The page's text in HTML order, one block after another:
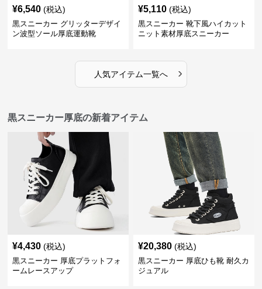
¥6,540 (税込)
黒スニーカー グリッターデザイ
ン波型ソール厚底運動靴
¥5,110 (税込)
黒スニーカー 靴下風ハイカット
ニット素材厚底スニーカー
人気アイテム一覧へ ›
黒スニーカー厚底の新着アイテム
¥4,430 (税込)
黒スニーカー 厚底プラットフォ
ームレースアップ
¥20,380 (税込)
黒スニーカー 厚底ひも靴 耐久カ
ジュアル